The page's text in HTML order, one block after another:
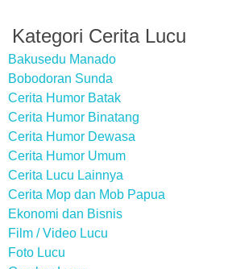
Kategori Cerita Lucu
Bakusedu Manado
Bobodoran Sunda
Cerita Humor Batak
Cerita Humor Binatang
Cerita Humor Dewasa
Cerita Humor Umum
Cerita Lucu Lainnya
Cerita Mop dan Mob Papua
Ekonomi dan Bisnis
Film / Video Lucu
Foto Lucu